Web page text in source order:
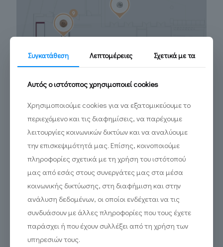
Συγκατάθεση Λεπτομέρειες Σχετικά με τα
Αυτός ο ιστότοπος χρησιμοποιεί cookies
Χρησιμοποιούμε cookies για να εξατομικεύουμε το
περιεχόμενο και τις διαφημίσεις, να παρέχουμε
λειτουργίες κοινωνικών δικτύων και να αναλύουμε
την επισκεψιμότητά μας. Επίσης, κοινοποιούμε
πληροφορίες σχετικά με τη χρήση του ιστότοπού
μας από εσάς στους συνεργάτες μας στα μέσα
κοινωνικής δικτύωσης, στη διαφήμιση και στην
ανάλυση δεδομένων, οι οποίοι ενδέχεται να τις
συνδυάσουν με άλλες πληροφορίες που τους έχετε
παράσχει ή που έχουν συλλέξει από τη χρήση των
υπηρεσιών τους.